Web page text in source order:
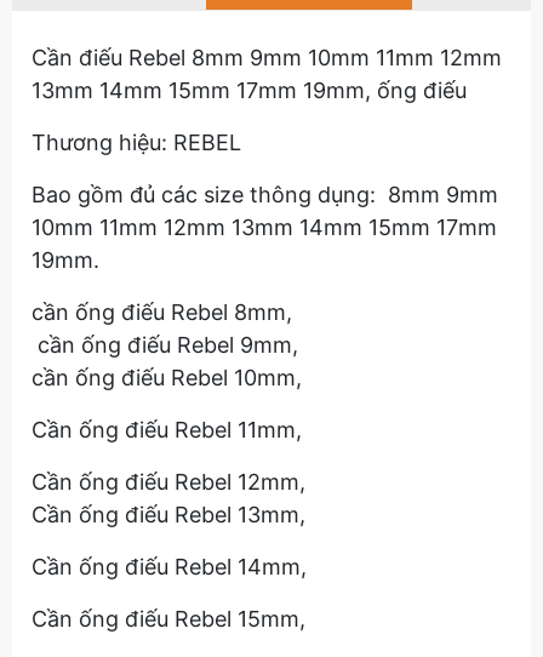
Cần điếu Rebel 8mm 9mm 10mm 11mm 12mm
13mm 14mm 15mm 17mm 19mm, ống điếu
Thương hiệu: REBEL
Bao gồm đủ các size thông dụng: 8mm 9mm
10mm 11mm 12mm 13mm 14mm 15mm 17mm
19mm.
​​​​cần ống điếu Rebel 8mm,
​​​​cần ống điếu Rebel 9mm,
cần ống điếu Rebel 10mm,
Cần ống điếu Rebel 11mm,
Cần ống điếu Rebel 12mm,
Cần ống điếu Rebel 13mm,
Cần ống điếu Rebel 14mm,
Cần ống điếu Rebel 15mm,